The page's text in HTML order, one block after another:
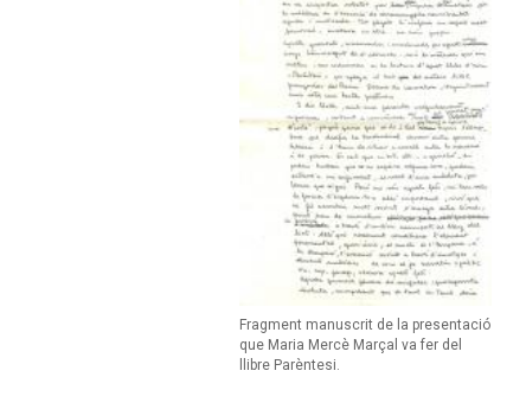
Fragment manuscrit de la presentació
que Maria Mercè Marçal va fer del
llibre Parèntesi.